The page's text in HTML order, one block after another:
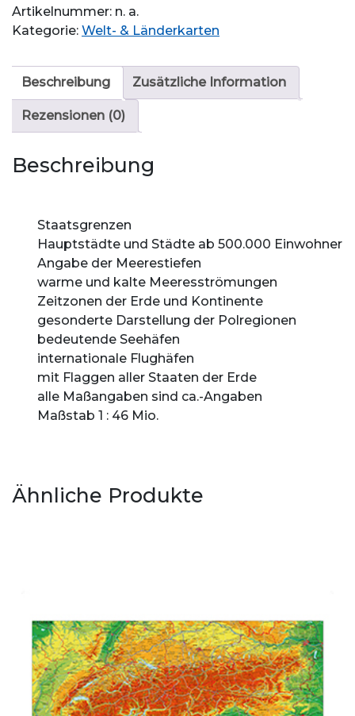
Flaggen
Menge
Artikelnummer: n. a.
Kategorie: Welt- & Länderkarten
Beschreibung Zusätzliche Information
Rezensionen (0)
Beschreibung
Staatsgrenzen
Hauptstädte und Städte ab 500.000 Einwohner
Angabe der Meerestiefen
warme und kalte Meeresströmungen
Zeitzonen der Erde und Kontinente
gesonderte Darstellung der Polregionen
bedeutende Seehäfen
internationale Flughäfen
mit Flaggen aller Staaten der Erde
alle Maßangaben sind ca.-Angaben
Maßstab 1 : 46 Mio.
Ähnliche Produkte